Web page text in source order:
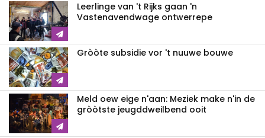
Leerlinge van 't Rijks gaan 'n
Vastenavendwage ontwerrepe
Gròòte subsidie vor 't nuuwe bouwe
Meld oew eige n'aan: Meziek make n'in de
gròòtste jeugddweilbend ooit